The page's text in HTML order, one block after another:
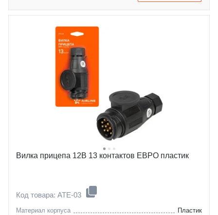
Вилка прицепа 12В 13 контактов ЕВРО пластик
Код товара: ATE-03
Материал корпуса
Пластик